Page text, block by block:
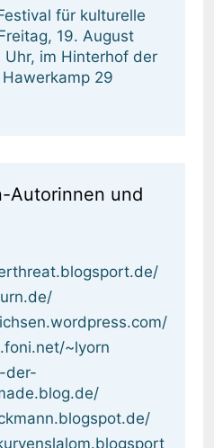
für kulturelle
19. August
Uhr, im Hinterhof der
29
Autorinnen und
~lyorn
der-